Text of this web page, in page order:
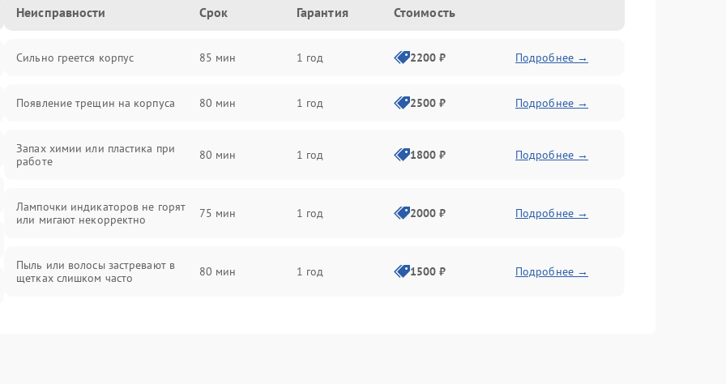
Неисправности Срок Гарантия Стоимость
Сильно греется корпус 85 мин 1 год 2200 ₽ Подробнее →
Появление трещин на корпуса 80 мин 1 год 2500 ₽ Подробнее →
Запах химии или пластика при
работе
80 мин 1 год 1800 ₽ Подробнее →
Лампочки индикаторов не горят
или мигают некорректно
75 мин 1 год 2000 ₽ Подробнее →
Пыль или волосы застревают в
щетках слишком часто
80 мин 1 год 1500 ₽ Подробнее →